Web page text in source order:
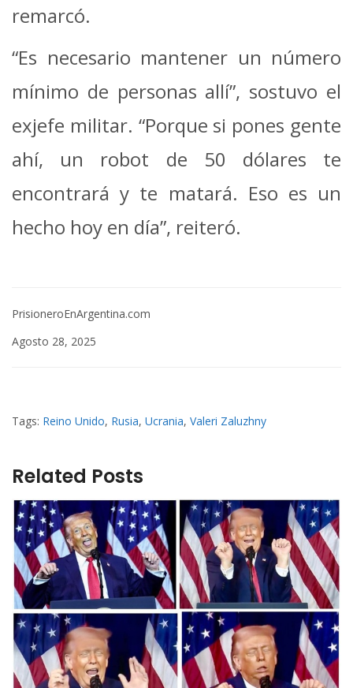
remarcó.
“Es necesario mantener un número
mínimo de personas allí”, sostuvo el
exjefe militar. “Porque si pones gente
ahí, un robot de 50 dólares te
encontrará y te matará. Eso es un
hecho hoy en día”, reiteró.
PrisioneroEnArgentina.com
Agosto 28, 2025
Tags: Reino Unido, Rusia, Ucrania, Valeri Zaluzhny
Related Posts